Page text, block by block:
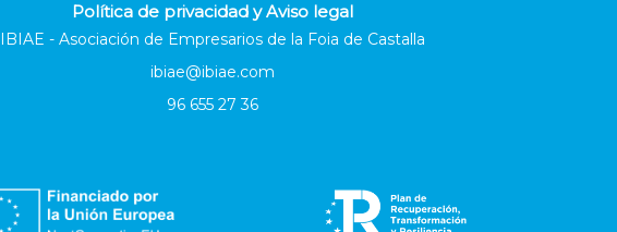
Política de privacidad y Aviso legal
IBIAE - Asociación de Empresarios de la Foia de Castalla
ibiae@ibiae.com
96 655 27 36